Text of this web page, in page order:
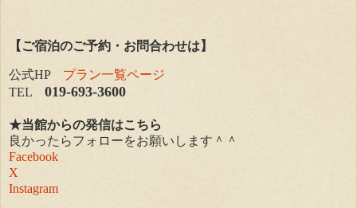
【ご宿泊のご予約・お問合わせは】
公式HP プラン一覧ページ
TEL 019-693-3600
★当館からの発信はこちら
良かったらフォローをお願いします＾＾
Facebook
X
Instagram